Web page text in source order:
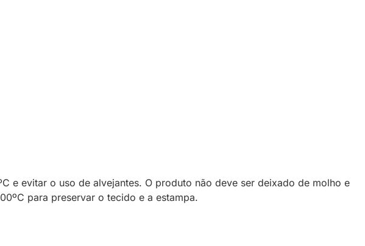
e evitar o uso de alvejantes. O produto não deve ser deixado de molho e
para preservar o tecido e a estampa.